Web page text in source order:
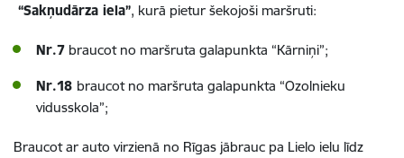
“Sakņudārza iela”, kurā pietur šekojoši maršruti:
Nr.7 braucot no maršruta galapunkta “Kārniņi”;
Nr.18 braucot no maršruta galapunkta “Ozolnieku
vidusskola”;
Braucot ar auto virzienā no Rīgas jābrauc pa Lielo ielu līdz